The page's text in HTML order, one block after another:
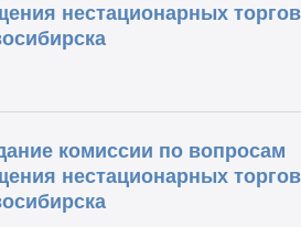
нестационарных
комиссии по вопросам
нестационарных